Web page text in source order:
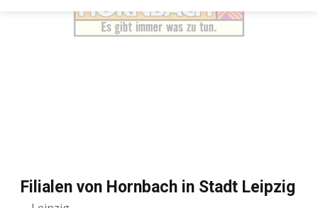
Filialen von Hornbach in Stadt Leipzig